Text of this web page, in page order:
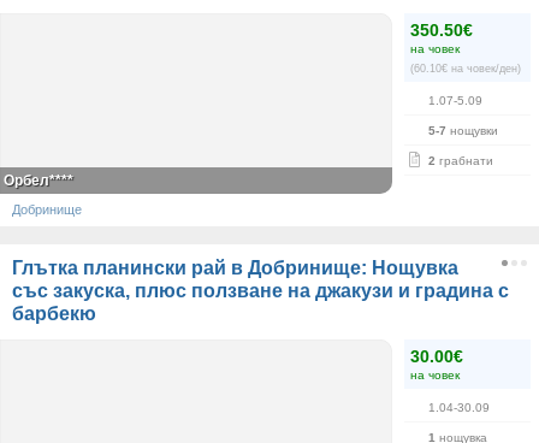
350.50€
на човек
(60.10€ на човек/ден)
1.07-5.09
5-7 нощувки
2 грабнати
Орбел****
Добринище
Глътка планински рай в Добринище: Нощувка
със закуска, плюс ползване на джакузи и градина с
барбекю
30.00€
на човек
1.04-30.09
1 нощувка